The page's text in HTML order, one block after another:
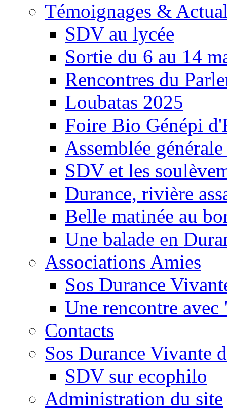
Témoignages &
SDV au lycée
Sortie du 6 au 14
Rencontres du
Loubatas 2025
Foire Bio Génépi
Assemblée
SDV et les
Durance, rivière
Belle matinée au
Une balade en
Associations Amies
Sos Durance
Une rencontre
Contacts
Sos Durance Vivante
SDV sur ecophilo
Administration du site